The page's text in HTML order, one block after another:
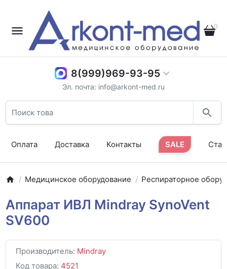
0
8(999)969-93-95
Эл. почта: info@arkont-med.ru
Оплата Доставка Контакты SALE
Медицинское оборудование Респираторное
Аппарат ИВЛ Mindray SynoVent
SV600
Производитель: Mindray
Код товара: 4521